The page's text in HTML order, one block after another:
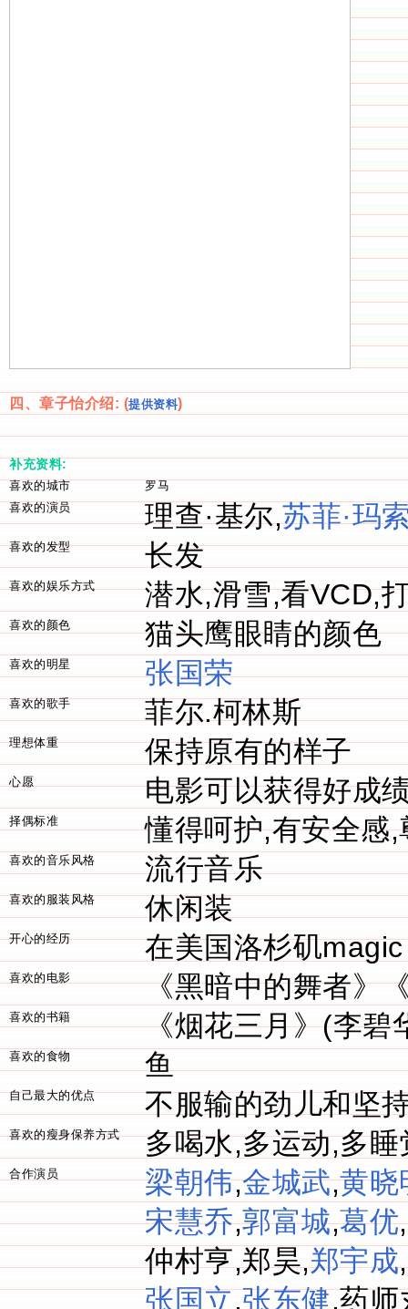
四、章子怡介绍: (提供资料)
补充资料:
喜欢的城市
罗马
喜欢的演员
理查·基尔,苏菲·玛
喜欢的发型 长发
喜欢的娱乐方式 潜水,滑雪,看VCD,
喜欢的颜色 猫头鹰眼睛的颜色
喜欢的明星 张国荣
喜欢的歌手 菲尔.柯林斯
理想体重 保持原有的样子
心愿 电影可以获得好成
择偶标准 懂得呵护,有安全感
喜欢的音乐风格 流行音乐
喜欢的服装风格 休闲装
开心的经历 在美国洛杉矶
喜欢的电影 《黑暗中的舞者》
喜欢的书籍 《烟花三月》(李碧
喜欢的食物 鱼
自己最大的优点 不服输的劲儿和坚
喜欢的瘦身保养方式 多喝水,多运动,多睡
合作演员 梁朝伟,金城武,黄晓
宋慧乔,郭富城,葛优,
仲村亨,郑昊,郑宇成,
张国立,张东健,药师